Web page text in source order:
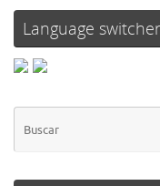
Language switcher